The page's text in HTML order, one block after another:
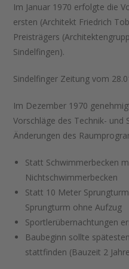
Im Januar 1970 erfolgte die
ersten (Architekt Friedrich
Preisträgers
Sindelfingen).
Sindelfinger Zeitung vom
Im Dezember 1970
Vorschläge des Technik- und
Änderungen des
Statt Schwimmerbecken
Nichtschwimmerbecken
Statt 10 Meter
Sprungturm ohne Aufzug
Sportlerübernachtungen
Baubeginn sollte
stattfinden (Bauzeit 2